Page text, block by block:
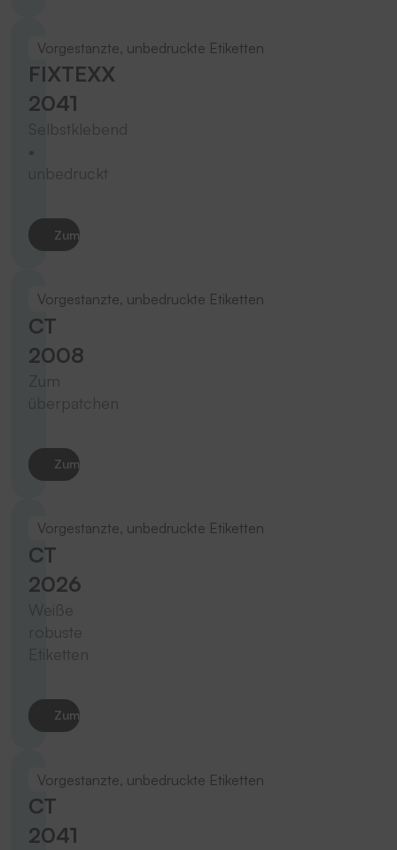
Vorgestanzte, unbedruckte Etiketten
FIXTEXX
2041
Selbstklebend
unbedruckt
Zum Produkt
Vorgestanzte, unbedruckte Etiketten
CT
2008
Zum
überpatchen
Zum Produkt
Vorgestanzte, unbedruckte Etiketten
CT
2026
Weiße
robuste
Etiketten
Zum Produkt
Vorgestanzte, unbedruckte Etiketten
CT
2041